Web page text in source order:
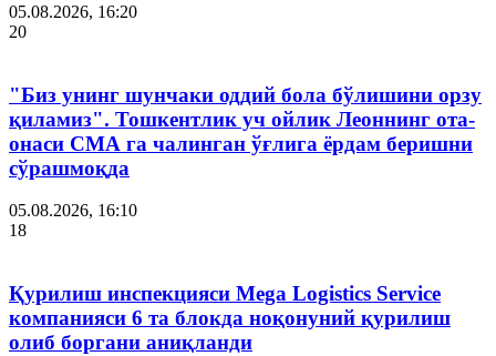
05.08.2026, 16:20
20
"Биз унинг шунчаки оддий бола бўлишини орзу
қиламиз". Тошкентлик уч ойлик Леоннинг ота-
онаси СМА га чалинган ўғлига ёрдам беришни
сўрашмоқда
05.08.2026, 16:10
18
Қурилиш инспекцияси Мega Logistics Service
компанияси 6 та блокда ноқонуний қурилиш
олиб боргани аниқланди